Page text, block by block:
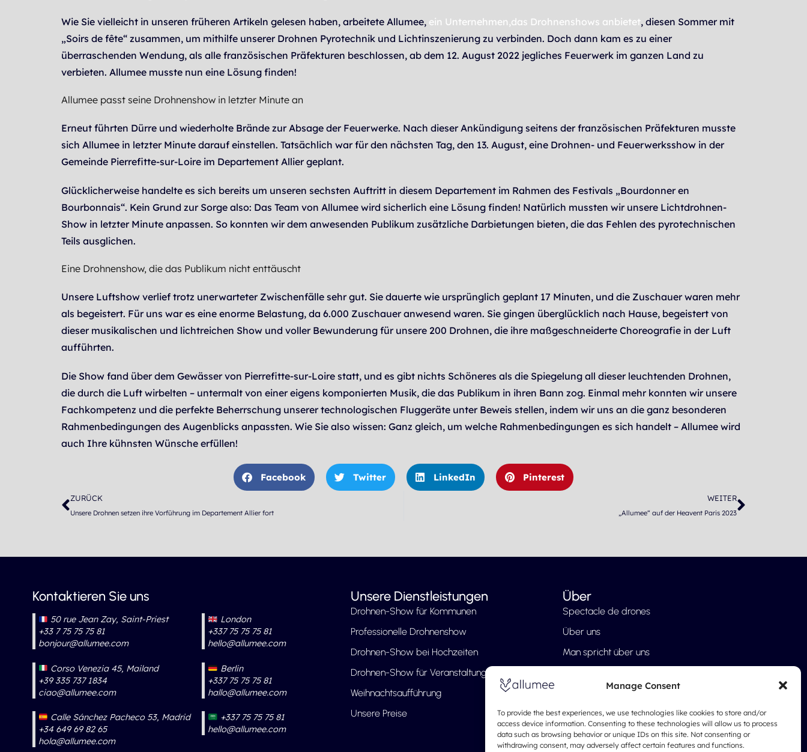
Manage Consent
To provide the best experiences, we use technologies like cookies to store and/or
access device information. Consenting to these technologies will allow us to process
data such as browsing behavior or unique IDs on this site. Not consenting or
withdrawing consent, may adversely affect certain features and functions.
Wie Sie vielleicht in unseren früheren Artikeln gelesen haben, arbeitete Allumee, ein Unternehmen,das Drohnenshows anbietet, diesen Sommer mit
„Soirs de fête“ zusammen, um mithilfe unserer Drohnen Pyrotechnik und Lichtinszenierung zu verbinden. Doch dann kam es zu einer
überraschenden Wendung, als alle französischen Präfekturen beschlossen, ab dem 12. August 2022 jegliches Feuerwerk im ganzen Land zu
verbieten. Allumee musste nun eine Lösung finden!
Allumee passt seine Drohnenshow in letzter Minute an
Erneut führten Dürre und wiederholte Brände zur Absage der Feuerwerke. Nach dieser Ankündigung seitens der französischen Präfekturen musste
sich Allumee in letzter Minute darauf einstellen. Tatsächlich war für den nächsten Tag, den 13. August, eine Drohnen- und Feuerwerksshow in der
Gemeinde Pierrefitte-sur-Loire im Departement Allier geplant.
Glücklicherweise handelte es sich bereits um unseren sechsten Auftritt in diesem Departement im Rahmen des Festivals „Bourdonner en
Bourbonnais“. Kein Grund zur Sorge also: Das Team von Allumee wird sicherlich eine Lösung finden! Natürlich mussten wir unsere Lichtdrohnen-
Show in letzter Minute anpassen. So konnten wir dem anwesenden Publikum zusätzliche Darbietungen bieten, die das Fehlen des pyrotechnischen
Teils ausglichen.
Eine Drohnenshow, die das Publikum nicht enttäuscht
Unsere Luftshow verlief trotz unerwarteter Zwischenfälle sehr gut. Sie dauerte wie ursprünglich geplant 17 Minuten, und die Zuschauer waren mehr
als begeistert. Für uns war es eine enorme Belastung, da 6.000 Zuschauer anwesend waren. Sie gingen überglücklich nach Hause, begeistert von
dieser musikalischen und lichtreichen Show und voller Bewunderung für unsere 200 Drohnen, die ihre maßgeschneiderte Choreografie in der Luft
aufführten.
Die Show fand über dem Gewässer von Pierrefitte-sur-Loire statt, und es gibt nichts Schöneres als die Spiegelung all dieser leuchtenden Drohnen,
die durch die Luft wirbelten – untermalt von einer eigens komponierten Musik, die das Publikum in ihren Bann zog. Einmal mehr konnten wir unsere
Fachkompetenz und die perfekte Beherrschung unserer technologischen Fluggeräte unter Beweis stellen, indem wir uns an die ganz besonderen
Rahmenbedingungen des Augenblicks anpassten. Wie Sie also wissen: Ganz gleich, um welche Rahmenbedingungen es sich handelt – Allumee wird
auch Ihre kühnsten Wünsche erfüllen!
Facebook Twitter LinkedIn Pinterest
Zurück
ZURÜCK
Unsere Drohnen setzen ihre Vorführung im Departement Allier fort
WEITER
„Allumee“ auf der Heavent Paris 2023
Kontaktieren Sie uns
50 rue Jean Zay, Saint-Priest
+33 7 75 75 75 81
bonjour@allumee.com
Corso Venezia 45, Mailand
+39 335 737 1834
ciao@allumee.com
Calle Sánchez Pacheco 53, Madrid
+34 649 69 82 65
hola@allumee.com
London
+337 75 75 75 81
hello@allumee.com
Berlin
+337 75 75 75 81
hallo@allumee.com
+337 75 75 75 81
hello@allumee.com
Unsere Dienstleistungen
Drohnen-Show für Kommunen
Professionelle Drohnenshow
Drohnen-Show bei Hochzeiten
Drohnen-Show für Veranstaltungen
Weihnachtsaufführung
Unsere Preise
Über
Spectacle de drones
Über uns
Man spricht über uns
Blog
Impressum